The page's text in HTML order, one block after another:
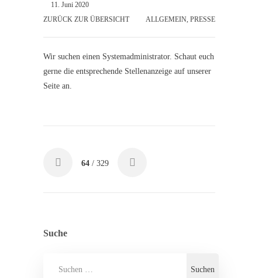
11. Juni 2020
ZURÜCK ZUR ÜBERSICHT
ALLGEMEIN, PRESSE
Wir suchen einen Systemadministrator. Schaut euch
gerne die entsprechende Stellenanzeige auf unserer
Seite an.
64 / 329
Suche